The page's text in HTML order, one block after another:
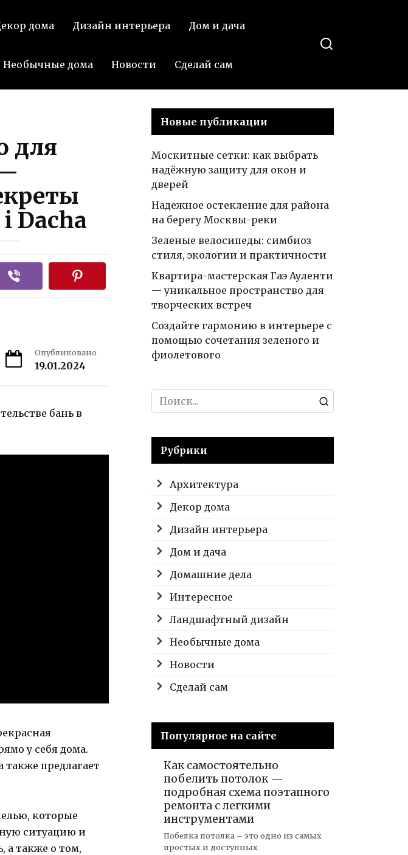
дома Дизайн интерьера Дом и дача
Необычные дома Новости Сделай сам
для
Dacha
Опубликовано
19.01.2024
у себя дома.
предлагает
которые
ситуацию и
а также о том,
Новые публикации
Москитные сетки: как выбрать
надёжную защиту для окон и
дверей
Надежное остекление для района
на берегу Москвы-реки
Зеленые велосипеды: симбиоз
стиля, экологии и практичности
Квартира-мастерская Гаэ Ауленти
— уникальное пространство для
творческих встреч
Создайте гармонию в интерьере с
помощью сочетания зеленого и
фиолетового
Search
for:
Рубрики
Архитектура
Декор дома
Дизайн интерьера
Дом и дача
Домашние дела
Интересное
Ландшафтный дизайн
Необычные дома
Новости
Сделай сам
Популярное на сайте
Как самостоятельно
побелить потолок —
подробная схема поэтапного
ремонта с легкими
инструментами
Побелка потолка – это одно из самых
простых и доступных
ВКонтакте
воплощением